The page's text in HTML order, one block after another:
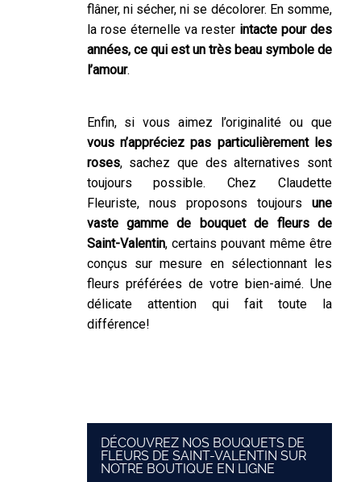
flâner, ni sécher, ni se décolorer. En somme,
la rose éternelle va rester intacte pour des
années, ce qui est un très beau symbole de
l’amour.
Enfin, si vous aimez l’originalité ou que
vous n’appréciez pas particulièrement les
roses, sachez que des alternatives sont
toujours possible. Chez Claudette
Fleuriste, nous proposons toujoursune
vaste gamme de bouquet de fleurs de
Saint-Valentin, certains pouvant même être
conçus sur mesure en sélectionnant les
fleurs préférées de votre bien-aimé. Une
délicate attention qui fait toute la
différence!
DÉCOUVREZ NOS BOUQUETS DE
FLEURS DE SAINT-VALENTIN SUR
NOTRE BOUTIQUE EN LIGNE